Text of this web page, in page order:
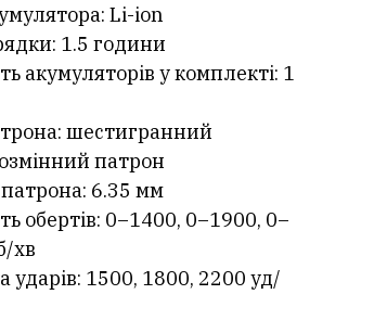
Li-ion
1.5 години
акумуляторів у комплекті: 1
шестигранний
патрон
патрона: 6.35 мм
обертів: 0–1400, 0–1900, 0–
хв
ударів: 1500, 1800, 2200 уд/